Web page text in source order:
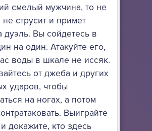
смелый мужчина, то не
не струсит и примет
дуэль. Вы сойдетесь в
на один. Атакуйте его,
воды в шкале не иссяк.
от джеба и других
ударов, чтобы
на ногах, а потом
Выиграйте
докажите, кто здесь